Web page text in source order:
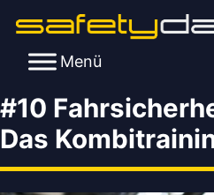
Menü
#10
Das